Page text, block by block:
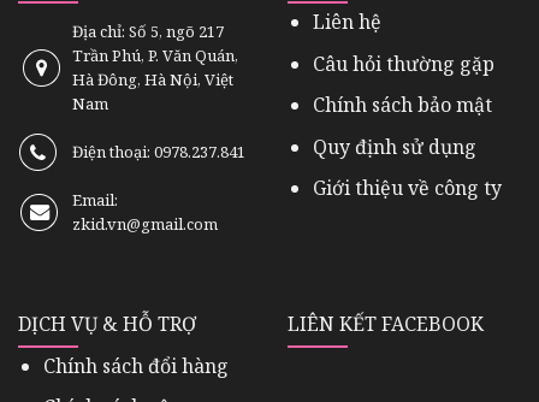
Địa chỉ: Số 5, ngõ 217
Trần Phú, P. Văn Quán,
Hà Đông, Hà Nội, Việt
Nam
Điện thoại: 0978.237.841
Email:
zkid.vn@gmail.com
Liên hệ
Câu hỏi thường gặp
Chính sách bảo mật
Quy định sử dụng
Giới thiệu về công ty
DỊCH VỤ & HỖ TRỢ
Chính sách đổi hàng
LIÊN KẾT FACEBOOK